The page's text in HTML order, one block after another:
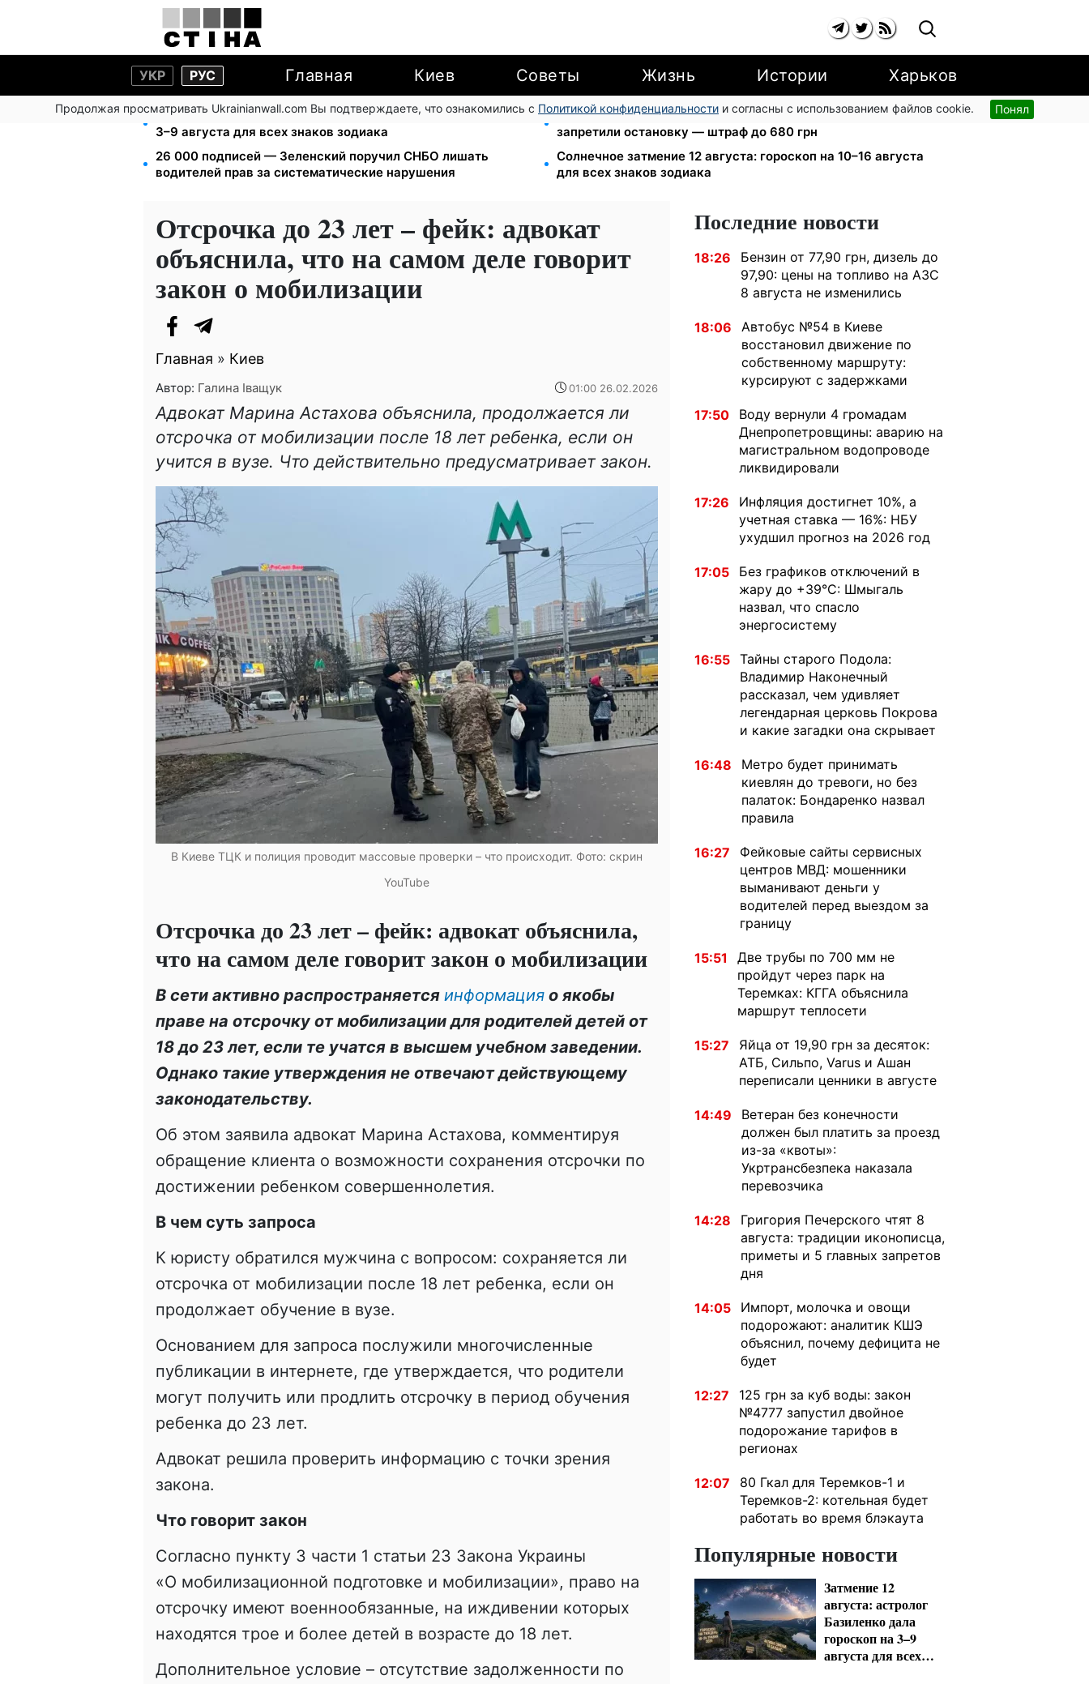
УКР РУС Главная Киев Советы Жизнь Истории Харьков
Продолжая просматривать Ukrainianwall.com Вы подтверждаете, что ознакомились с Политикой конфиденциальности и согласны с использованием файлов cookie. Понял
Затмение 12 августа: астролог Базиленко дала гороскоп на
3–9 августа для всех знаков зодиака
Новый знак на центральной улице: водителям грузовиков
запретили остановку — штраф до 680 грн
26 000 подписей — Зеленский поручил СНБО лишать
водителей прав за систематические нарушения
Солнечное затмение 12 августа: гороскоп на 10–16 августа
для всех знаков зодиака
Отсрочка до 23 лет – фейк: адвокат
объяснила, что на самом деле говорит
закон о мобилизации
Главная » Киев
Автор: Галина Іващук 01:00 26.02.2026
Адвокат Марина Астахова объяснила, продолжается ли
отсрочка от мобилизации после 18 лет ребенка, если он
учится в вузе. Что действительно предусматривает закон.
В Киеве ТЦК и полиция проводит массовые проверки – что происходит. Фото: скрин
YouTube
Отсрочка до 23 лет – фейк: адвокат объяснила,
что на самом деле говорит закон о мобилизации
В сети активно распространяется информация о якобы
праве на отсрочку от мобилизации для родителей детей от
18 до 23 лет, если те учатся в высшем учебном заведении.
Однако такие утверждения не отвечают действующему
законодательству.
Об этом заявила адвокат Марина Астахова, комментируя
обращение клиента о возможности сохранения отсрочки по
достижении ребенком совершеннолетия.
В чем суть запроса
К юристу обратился мужчина с вопросом: сохраняется ли
отсрочка от мобилизации после 18 лет ребенка, если он
продолжает обучение в вузе.
Основанием для запроса послужили многочисленные
публикации в интернете, где утверждается, что родители
могут получить или продлить отсрочку в период обучения
ребенка до 23 лет.
Адвокат решила проверить информацию с точки зрения
закона.
Что говорит закон
Согласно пункту 3 части 1 статьи 23 Закона Украины
«О мобилизационной подготовке и мобилизации», право на
отсрочку имеют военнообязанные, на иждивении которых
находятся трое и более детей в возрасте до 18 лет.
Дополнительное условие – отсутствие задолженности по
Последние новости
18:26
Бензин от 77,90 грн, дизель до
97,90: цены на топливо на АЗС
8 августа не изменились
18:06
Автобус №54 в Киеве
восстановил движение по
собственному маршруту:
курсируют с задержками
17:50
Воду вернули 4 громадам
Днепропетровщины: аварию на
магистральном водопроводе
ликвидировали
17:26
Инфляция достигнет 10%, а
учетная ставка — 16%: НБУ
ухудшил прогноз на 2026 год
17:05
Без графиков отключений в
жару до +39°C: Шмыгаль
назвал, что спасло
энергосистему
16:55 Тайны старого Подола:
Владимир Наконечный
рассказал, чем удивляет
легендарная церковь Покрова
и какие загадки она скрывает
16:48
Метро будет принимать
киевлян до тревоги, но без
палаток: Бондаренко назвал
правила
16:27
Фейковые сайты сервисных
центров МВД: мошенники
выманивают деньги у
водителей перед выездом за
границу
15:51
Две трубы по 700 мм не
пройдут через парк на
Теремках: КГГА объяснила
маршрут теплосети
15:27
Яйца от 19,90 грн за десяток:
АТБ, Сильпо, Varus и Ашан
переписали ценники в августе
14:49
Ветеран без конечности
должен был платить за проезд
из-за «квоты»:
Укртрансбезпека наказала
перевозчика
14:28
Григория Печерского чтят 8
августа: традиции иконописца,
приметы и 5 главных запретов
дня
14:05
Импорт, молочка и овощи
подорожают: аналитик КШЭ
объяснил, почему дефицита не
будет
12:27
125 грн за куб воды: закон
№4777 запустил двойное
подорожание тарифов в
регионах
12:07
80 Гкал для Теремков-1 и
Теремков-2: котельная будет
работать во время блэкаута
Популярные новости
Затмение 12
августа: астролог
Базиленко дала
гороскоп на 3–9
августа для всех